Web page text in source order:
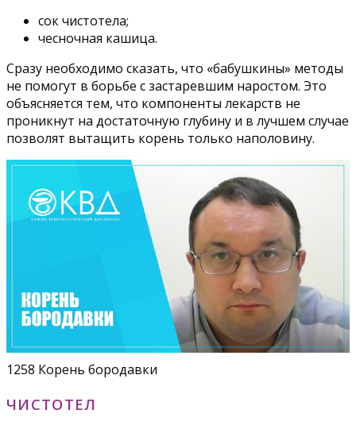
сок чистотела;
чесночная кашица.
Сразу необходимо сказать, что «бабушкины» методы
не помогут в борьбе с застаревшим наростом. Это
объясняется тем, что компоненты лекарств не
проникнут на достаточную глубину и в лучшем случае
позволят вытащить корень только наполовину.
1258 Корень бородавки
ЧИСТОТЕЛ